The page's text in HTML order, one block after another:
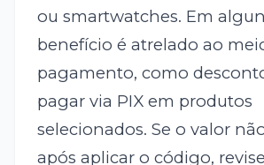
ou smartwatches. Em
benefício é atrelado ao
pagamento, como
pagar via PIX em produtos
selecionados. Se o valor
após aplicar o código,